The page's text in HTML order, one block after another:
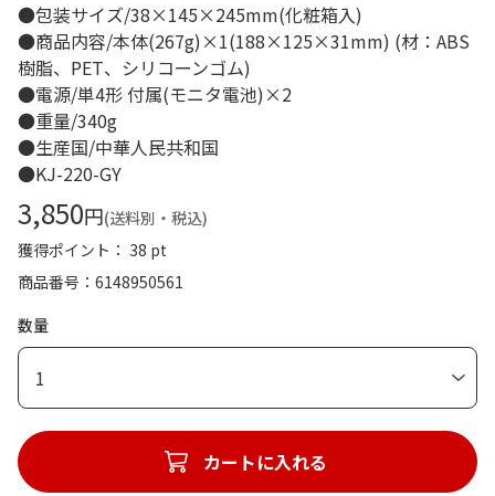
●包装サイズ/38×145×245mm(化粧箱入)
●商品内容/本体(267g)×1(188×125×31mm) (材：ABS
樹脂、PET、シリコーンゴム)
●電源/単4形 付属(モニタ電池)×2
●重量/340g
●生産国/中華人民共和国
●KJ-220-GY
3,850円(送料別・税込)
獲得ポイント： 38 pt
商品番号
6148950561
数量
1
カートに入れる